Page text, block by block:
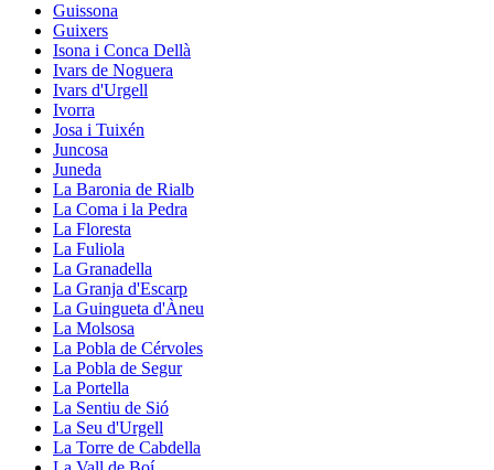
Guissona
Guixers
Isona i Conca Dellà
Ivars de Noguera
Ivars d'Urgell
Ivorra
Josa i Tuixén
Juncosa
Juneda
La Baronia de Rialb
La Coma i la Pedra
La Floresta
La Fuliola
La Granadella
La Granja d'Escarp
La Guingueta d'Àneu
La Molsosa
La Pobla de Cérvoles
La Pobla de Segur
La Portella
La Sentiu de Sió
La Seu d'Urgell
La Torre de Cabdella